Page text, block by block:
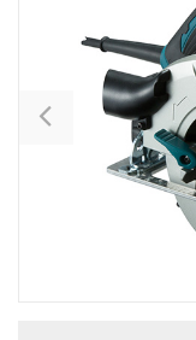
Previous